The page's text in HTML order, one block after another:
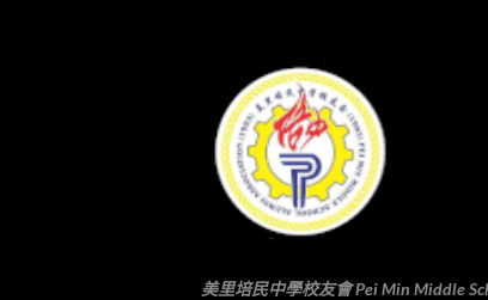
美里培民中學校友會 Pei Min Middle